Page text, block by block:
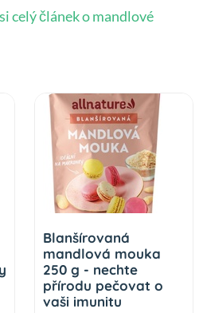
celý článek o mandlové
Blanšírovaná
mandlová mouka
250 g - nechte
přírodu pečovat o
vaši imunitu